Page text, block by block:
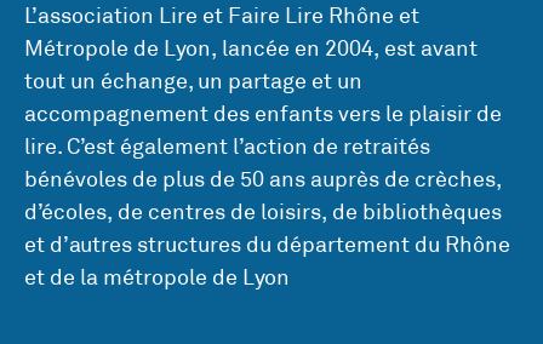
L’association Lire et Faire Lire Rhône et
Métropole de Lyon, lancée en 2004, est avant
tout un échange, un partage et un
accompagnement des enfants vers le plaisir de
lire. C’est également l’action de retraités
bénévoles de plus de 50 ans auprès de crèches,
d’écoles, de centres de loisirs, de bibliothèques
et d’autres structures du département du Rhône
et de la métropole de Lyon